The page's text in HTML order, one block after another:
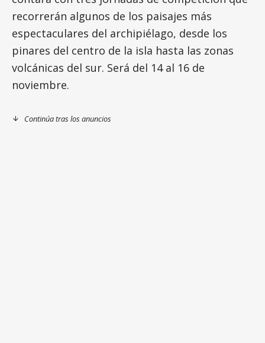
recorrerán algunos de los paisajes más
espectaculares del archipiélago, desde los
pinares del centro de la isla hasta las zonas
volcánicas del sur. Será del 14 al 16 de
noviembre.
Continúa tras los anuncios